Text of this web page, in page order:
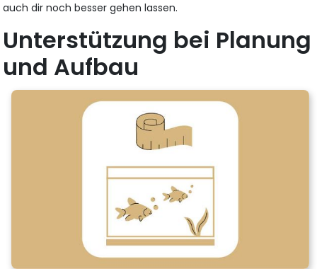
auch dir noch besser gehen lassen.
Unterstützung bei Planung
und Aufbau